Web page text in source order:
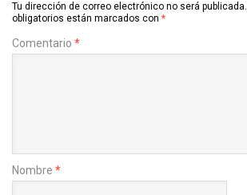
Tu dirección de correo electrónico no será publicada.
obligatorios están marcados con *
Comentario *
Nombre *